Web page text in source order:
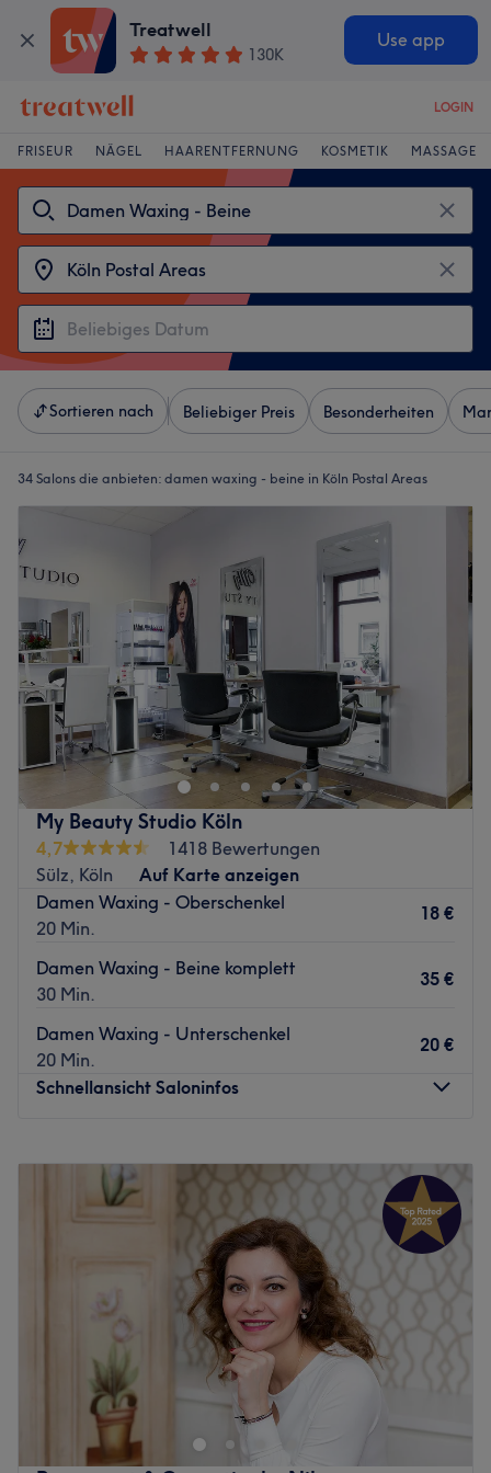
Treatwell
130K
Use app
LOGIN
FRISEUR NÄGEL HAARENTFERNUNG KOSMETIK MASSAGE
Sortieren nach Beliebiger Preis Besonderheiten
34 Salons die anbieten: damen waxing - beine in Köln Postal Areas
My Beauty Studio Köln
4,7
1418 Bewertungen
Sülz, Köln
Auf Karte anzeigen
Damen Waxing - Oberschenkel
20 Min.
18 €
Damen Waxing - Beine komplett
30 Min.
35 €
Damen Waxing - Unterschenkel
20 Min.
20 €
Schnellansicht Saloninfos
Dienstag
19:30
Mittwoch
19:30
Donnerstag
–19:30
19:30
09:00
Sonntag
Geschlossen
Hallo Freunde der Körperverwöhnung! Im Herzen von
Köln - Sülz findet man nun den Kosmetiksalon My Beauty
Studio in einer ruhigen Seitenstraße. Wer mag, kann sich
seinen persönlichen Termin für ausgewählte Schönheit
und Pflege ganz einfach online über Treatwell raussuchen